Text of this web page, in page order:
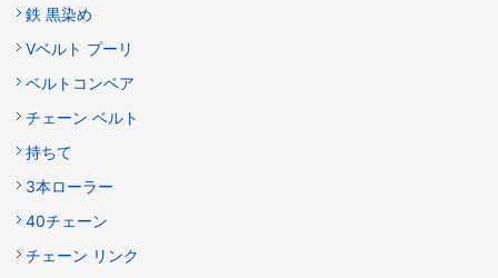
鉄 黒染め
Vベルト プーリ
ベルトコンベア
チェーン ベルト
持ちて
3本ローラー
40チェーン
チェーン リンク